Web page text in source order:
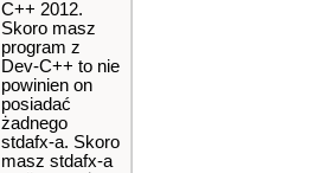
C++ 2012.
Skoro masz
program z
Dev-C++ to nie
powinien on
posiadać
żadnego
stdafx-a. Skoro
masz stdafx-a